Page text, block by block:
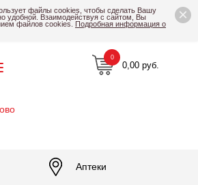
×
файлы cookies, чтобы сделать Вашу
удобной. Взаимодействуя с сайтом, Вы
файлов cookies. Подробная информация о
0,00 руб.
0
Аптеки